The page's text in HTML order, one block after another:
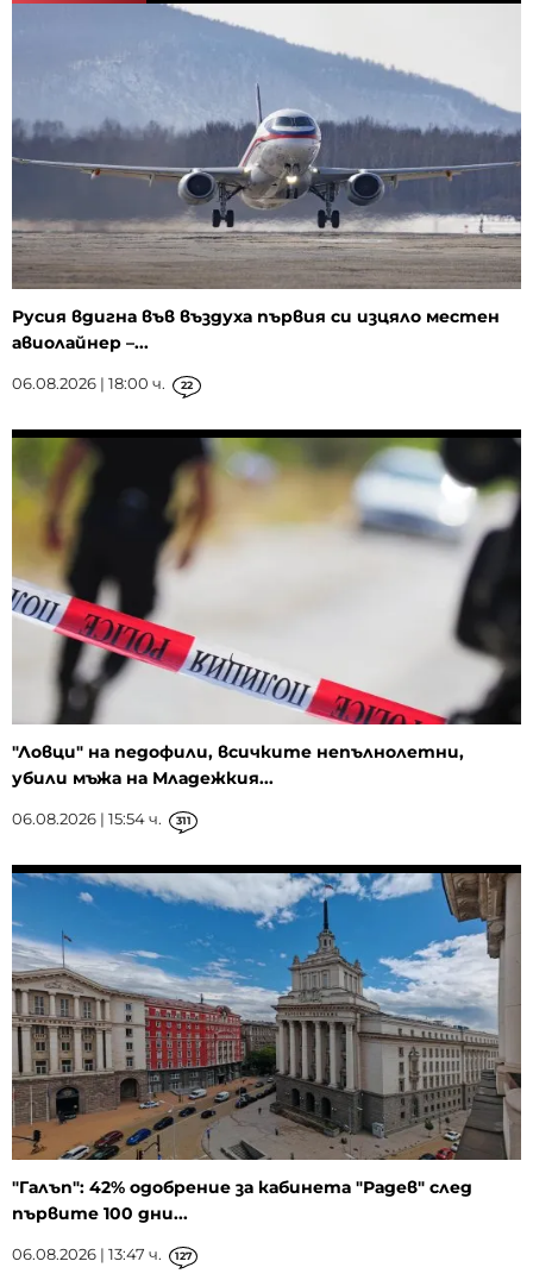
Русия вдигна във въздуха първия си изцяло местен
авиолайнер –...
06.08.2026 | 18:00 ч. 22
"Ловци" на педофили, всичките непълнолетни,
убили мъжа на Младежкия...
06.08.2026 | 15:54 ч. 311
"Галъп": 42% одобрение за кабинета "Радев" след
първите 100 дни...
06.08.2026 | 13:47 ч. 127